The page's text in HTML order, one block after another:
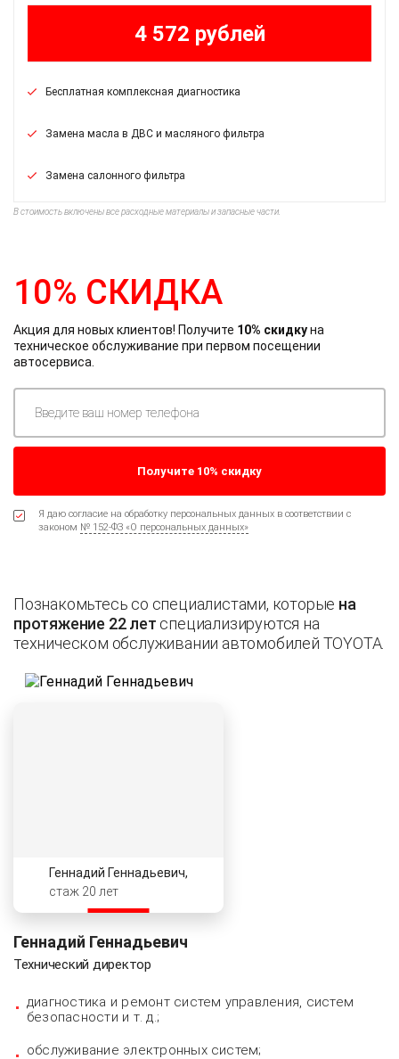
4 572 рублей
Бесплатная комплексная диагностика
Замена масла в ДВС и масляного фильтра
Замена салонного фильтра
В стоимость включены все расходные материалы и запасные части.
10% СКИДКА
Акция для новых клиентов! Получите 10% скидкуна
техническое обслуживание при первом посещении
автосервиса.
Я даю согласие на обработку персональных данных в соответствии с
законом № 152-ФЗ «О персональных данных»
Познакомьтесь со специалистами, которые на
протяжение 22 лет специализируются на
техническом обслуживании автомобилей TOYOTA.
Геннадий Геннадьевич,
стаж 20 лет
Геннадий Геннадьевич
Технический директор
диагностика и ремонт систем управления, систем
безопасности и т. д.;
обслуживание электронных систем;